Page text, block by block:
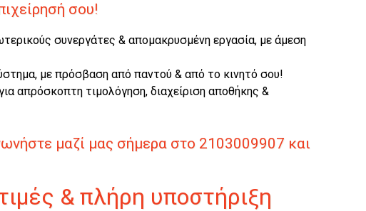
σου!
συνεργάτες & απομακρυσμένη εργασία, με άμεση
με πρόσβαση από παντού & από το κινητό σου!
απρόσκοπτη τιμολόγηση, διαχείριση αποθήκης &
μαζί μας σήμερα στο 2103009907 και
& πλήρη υποστήριξη